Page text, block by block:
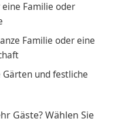
Familie oder
Familie oder eine
und festliche
Gäste? Wählen Sie